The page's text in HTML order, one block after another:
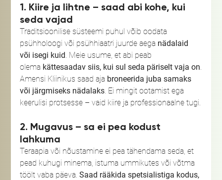
1. Kiire ja lihtne – saad abi kohe, kui
seda vajad
Traditsioonilise süsteemi puhul võib oodata
psühholoogi või psühhiaatri juurde aega nädalaid
või isegi kuid . Meie usume, et abi peab
olema kättesaadav siis, kui sul seda päriselt vaja on
Amensi Kliinikus saad aja broneerida juba samaks
või järgmiseks nädalaks . Ei mingit ootamist ega
keerulisi protsesse – vaid kiire ja professionaalne tugi.
2. Mugavus – sa ei pea kodust
lahkuma
Teraapia või nõustamine ei pea tähendama seda, et
pead kuhugi minema, istuma ummikutes või võtma
töölt vaba päeva. Saad rääkida spetsialistiga kodus,